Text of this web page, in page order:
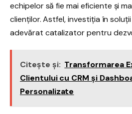
echipelor să fie mai eficiente și
clienților. Astfel, investiția în soluții
adevărat catalizator pentru
Citește și: Transformarea
Clientului cu CRM și
Personalizate